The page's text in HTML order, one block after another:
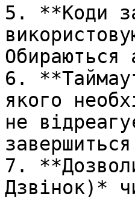
5. **Коди
Обираються
6.
якого
не
7.
Дзвінок)*